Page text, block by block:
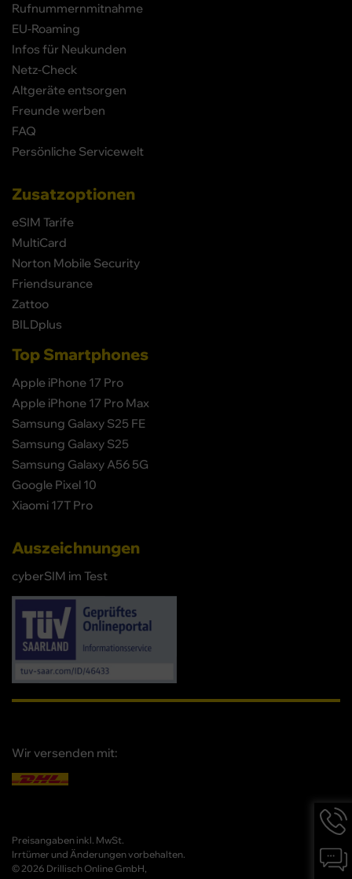
Rufnummernmitnahme
EU-Roaming
Infos für Neukunden
Netz-Check
Altgeräte entsorgen
Freunde werben
FAQ
Persönliche Servicewelt
Zusatzoptionen
eSIM Tarife
MultiCard
Norton Mobile Security
Friendsurance
Zattoo
BILDplus
Top Smartphones
Apple iPhone 17 Pro
Apple iPhone 17 Pro Max
Samsung Galaxy S25 FE
Samsung Galaxy S25
Samsung Galaxy A56 5G
Google Pixel 10
Xiaomi 17T Pro
Auszeichnungen
cyberSIM im Test
Wir versenden mit:
Preisangaben inkl. MwSt.
Irrtümer und Änderungen vorbehalten.
© 2026 Drillisch Online GmbH,
Chat-